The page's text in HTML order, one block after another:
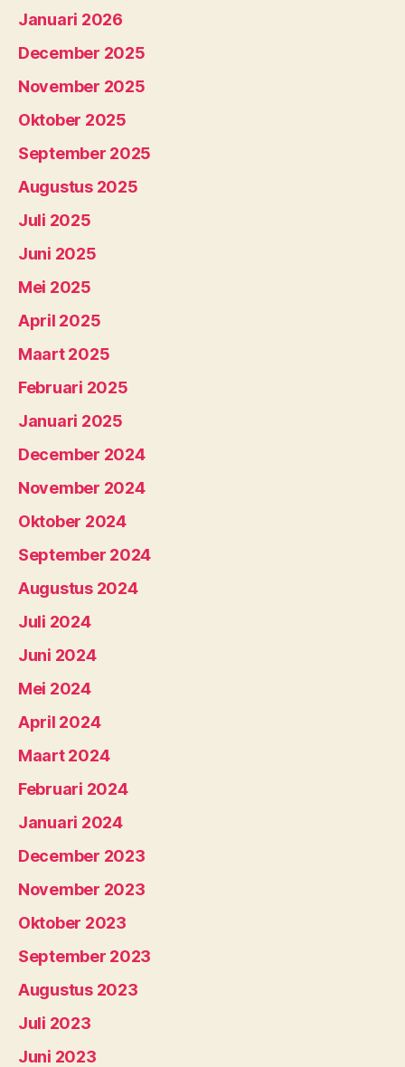
Januari 2026
December 2025
November 2025
Oktober 2025
September 2025
Augustus 2025
Juli 2025
Juni 2025
Mei 2025
April 2025
Maart 2025
Februari 2025
Januari 2025
December 2024
November 2024
Oktober 2024
September 2024
Augustus 2024
Juli 2024
Juni 2024
Mei 2024
April 2024
Maart 2024
Februari 2024
Januari 2024
December 2023
November 2023
Oktober 2023
September 2023
Augustus 2023
Juli 2023
Juni 2023